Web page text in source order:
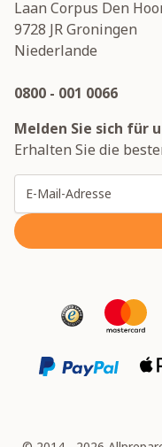
Laan Corpus Den
9728 JRGroningen
Niederlande
0800 - 001 0066
Melden Sie sich für
Erhalten Sie die